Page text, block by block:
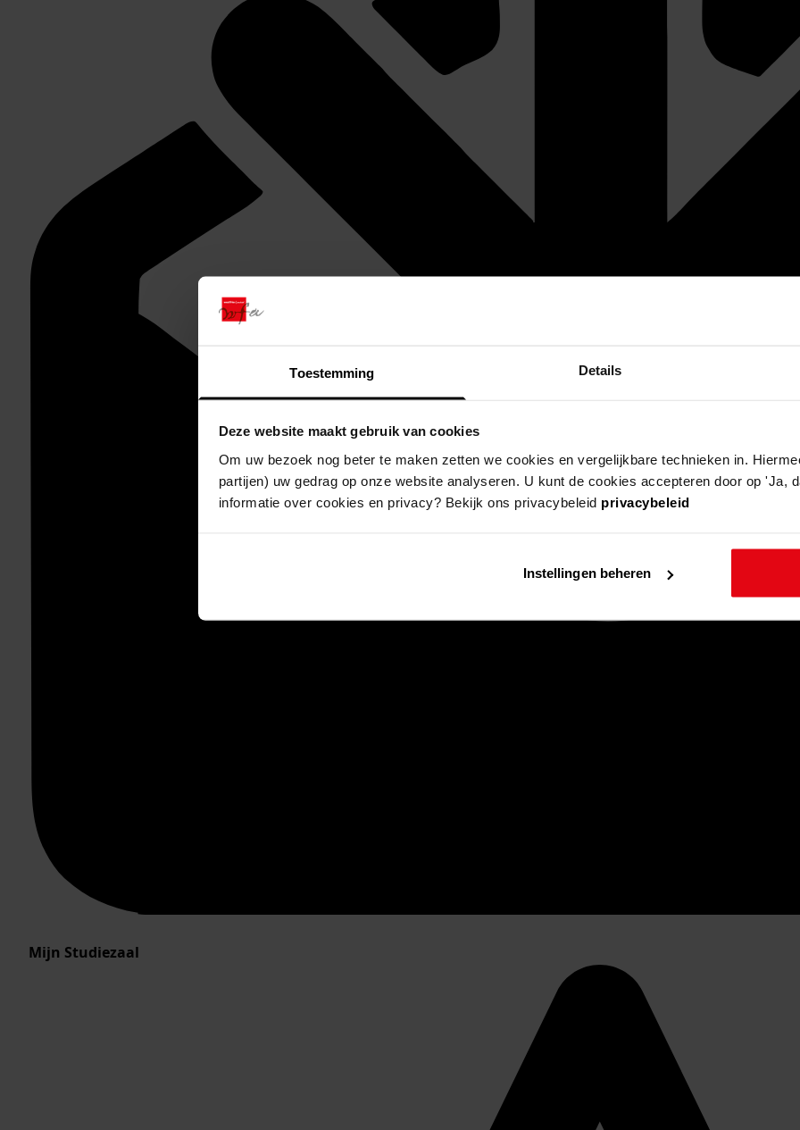
Toestemming Details
Deze website maakt gebruik van cookies
Om uw bezoek nog beter te maken zetten we cookies en vergelijkbare technieken in.
partijen) uw gedrag op onze website analyseren. U kunt de cookies accepteren door op 'Ja,
informatie over cookies en privacy? Bekijk ons privacybeleid privacybeleid
Instellingen beheren
Mijn Studiezaal